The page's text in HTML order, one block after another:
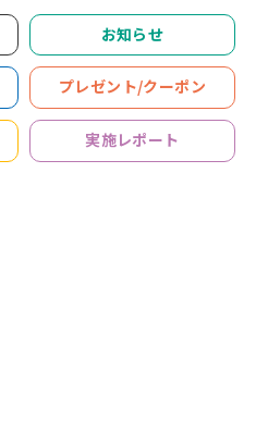
お知らせ
プレゼント/クーポン
実施レポート